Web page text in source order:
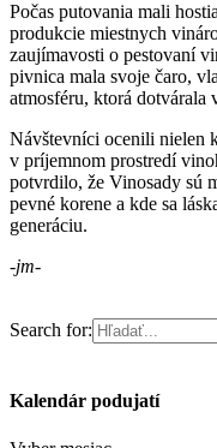
Počas putovania mali
produkcie miestnych
zaujímavosti o pestovaní
pivnica mala svoje čaro,
atmosféru, ktorá dotvárala
Návštevníci ocenili nielen
v príjemnom prostredí
potvrdilo, že Vinosady sú
pevné korene a kde sa
generáciu.
-jm-
Search for:
Kalendár podujatí